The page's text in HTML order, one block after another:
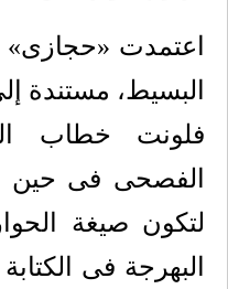
اعتمدت «حجازى»
البسيط، مستندة
فلونت خطاب
الفصحى فى حين
لتكون صيغة
البهرجة فى